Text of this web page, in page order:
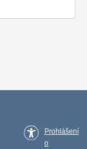
Prohlášení
o